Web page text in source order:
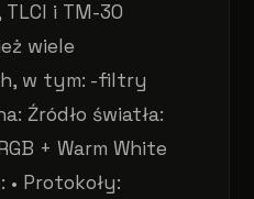
i TM-30
wiele
w tym: -filtry
Źródło światła:
+ Warm White
• Protokoły: